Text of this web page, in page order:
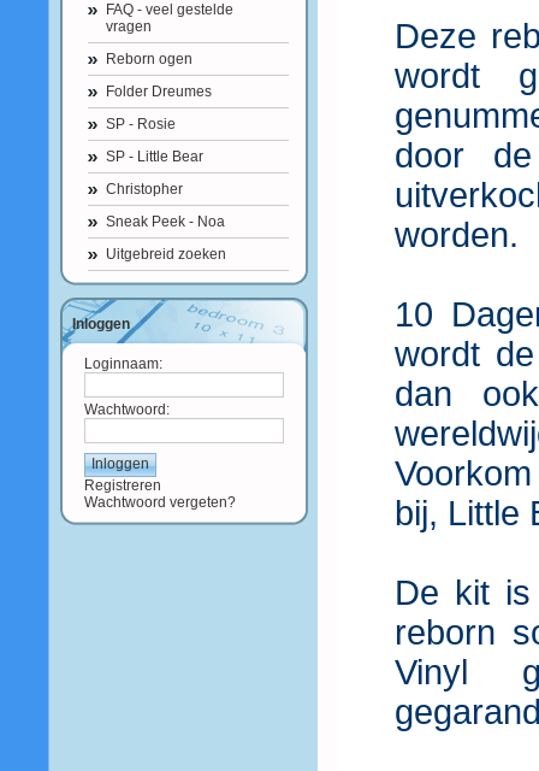
FAQ - veel gestelde
vragen
Reborn ogen
Folder Dreumes
SP - Rosie
SP - Little Bear
Christopher
Sneak Peek - Noa
Uitgebreid zoeken
Inloggen
Loginnaam:
Wachtwoord:
Registreren
Wachtwoord vergeten?
Deze
wordt
door
worden.
10
wordt
dan
bij, Little
De kit is
reborn
Vinyl